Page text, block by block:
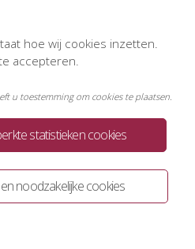
Klachtenregeling
noodzakelijke cookies
statistieken cookies
hoe wij cookies inzetten.
accepteren.
u toestemming om cookies te plaatsen.